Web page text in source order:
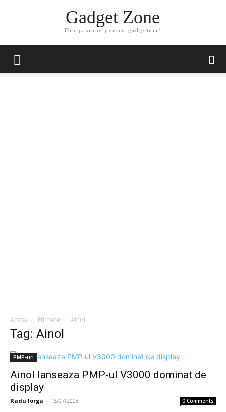
Gadget Zone
Din pasiune pentru gadgeturi!
Acasă Etichete Ainol
Tag: Ainol
PMP-uri
Ainol lanseaza PMP-ul V3000 dominat de
display
Radu Iorga - 16/07/2008 0 Comments